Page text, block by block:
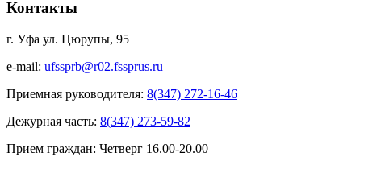
Контакты
г. Уфа ул. Цюрупы, 95
e-mail: ufssprb@r02.fssprus.ru
Приемная руководителя: 8(347) 272-16-46
Дежурная часть: 8(347) 273-59-82
Прием граждан: Четверг 16.00-20.00